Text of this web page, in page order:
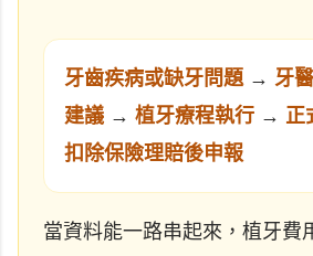
牙齒疾病或缺牙問題 → 牙
建議 → 植牙療程執行 → 正
扣除保險理賠後申報
當資料能一路串起來，植牙費